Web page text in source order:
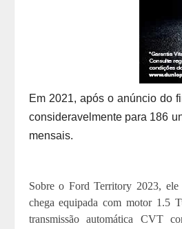
Em 2021, após o anúncio do
consideravelmente para 186
mensais.
Sobre o Ford Territory 2023,
chega equipada com motor 1.5
transmissão automática CVT